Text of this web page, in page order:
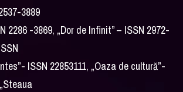
3889
2286 -3869, „Dor de Infinit” – ISSN 2972-
ISSN 22853111, „Oaza de cultură”-